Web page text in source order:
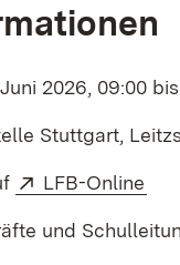
2026, 09:00
Stuttgart,
Extern:
LFB-Online
und